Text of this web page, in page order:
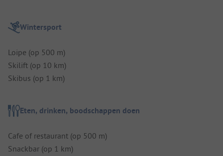
Wintersport
Loipe (op 500 m)
Skilift (op 10 km)
Skibus (op 1 km)
Eten, drinken, boodschappen doen
Cafe of restaurant (op 500 m)
Snackbar (op 1 km)